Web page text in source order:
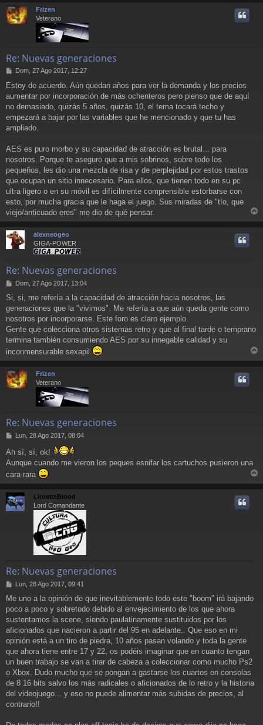
Frizen
Veterano
Re: Nuevas generaciones
M
n
s
a
j
Dom, 27 Ago 2017, 12:27
Estoy de acuerdo. Aún quedan años para ver la demanda y los precios
aumentar por incorporación de más ochenteros pero pienso que de aquí
no demasiado, quizás 5 años, quizás 10, el tema tocará techo y
empezará a bajar por las variables que he mencionado y que tu has
ampliado.
AES es puro morbo y su capacidad de atracción es brutal... para
nosotros. Porque te aseguro que a mis sobrinos, sobre todo los
pequeños, les dio una mezcla de risa y de perplejidad por estos trastos
que ocupan un sitio innecesario. Para ellos, que tienen todo en su pc
ultra ligero o en su móvil es difícilmente comprensible estorbarse con
esto, por mucha gracia que le haga el juego. Sus miradas de "tío, que
viejo/anticuado eres" me dio de qué pensar.
r
alexneogeo
GIGA-POWER
Re: Nuevas generaciones
M
n
s
a
j
Dom, 27 Ago 2017, 13:04
Si, si, me refería a la capacidad de atracción hacia nosotros, las
generaciones que la "vivimos". Me refería a que aún queda gente como
nosotros por incorporarse. Este foro es claro ejemplo.
Gente que colecciona otros sistemas retro y que al final tarde o temprano
termina también consumiendo AES por su innegable calidad y su
inconmensurable sexapil
r
Frizen
Veterano
Re: Nuevas generaciones
M
n
s
j
Lun, 28 Ago 2017, 08:04
Ah sí, sí, ok!
Aunque cuando me vieron los peques esnifar los cartuchos pusieron una
cara rara
r
LlorensBlood
Lord Comandante
Re: Nuevas generaciones
M
n
s
a
j
e
Lun, 28 Ago 2017, 09:41
Me uno a la opinión de que inevitablemente todo este "boom" irá bajando
poco a poco y sobretodo debido al envejecimiento de los que ahora
sustentamos la scene, siendo paulatinamente sustituidos por los
aficionados que nacieron a partir del 95 en adelante.. Que eso en mi
opinión está a un tiro de piedra, 10 años pasan volando y toda la gente
que ahora tiene entre 17 y 22, os podéis imaginar que en cuanto tengan
un buen trabajo se van a tirar de cabeza a coleccionar como mucho Ps2
o Xbox. Dudo mucho que se pongan a gastarse los cuartos en consolas
de 8 16 bits salvo los más radicales o aficionados de lo retro y la historia
del videojuego... y eso no puede alimentar más subidas de precios, al
contrario!!